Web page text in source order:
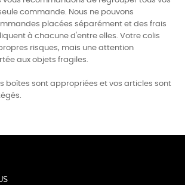
commande. Nous ne pouvons
placées séparément et des frais
à chacune d'entre elles. Votre colis
risques, mais une attention
aux objets fragiles.
boîtes sont appropriées et vos articles sont